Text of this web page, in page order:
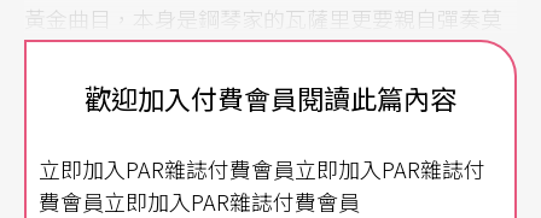
黃金曲目，本身是鋼琴家的瓦薩里更要親自彈奏莫
「彈」、「指」神功！
曲目完美的音樂會
歡迎加入付費會員閱讀此篇內容
立即加入PAR雜誌付費會員立即加入PAR雜誌付
費會員立即加入PAR雜誌付費會員